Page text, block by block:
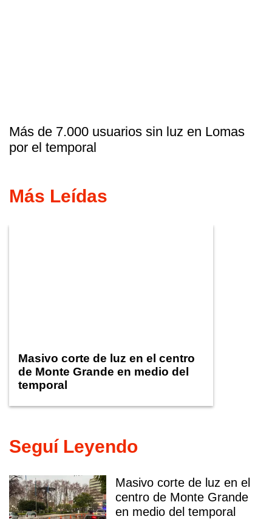
Más de 7.000 usuarios sin luz en Lomas
por el temporal
Más Leídas
Masivo corte de luz en el centro
de Monte Grande en medio del
temporal
Seguí Leyendo
Masivo corte de luz en el
centro de Monte Grande
en medio del temporal